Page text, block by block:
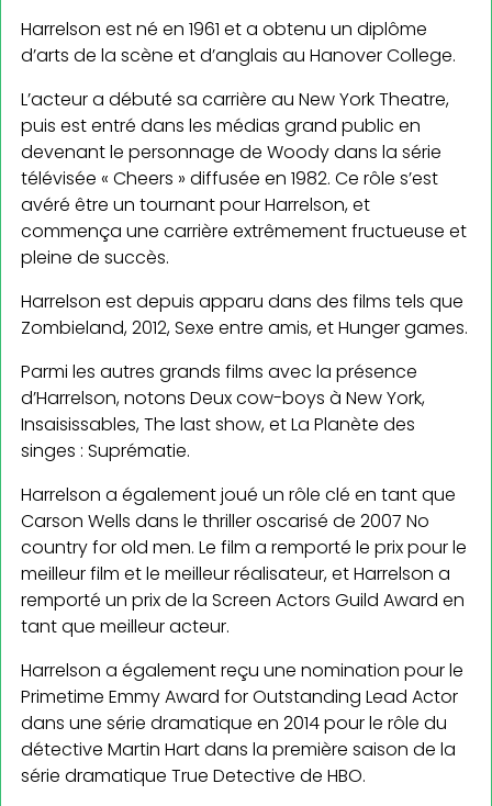
Harrelson est né en 1961 et a obtenu un diplôme
d’arts de la scène et d’anglais au Hanover College.
L’acteur a débuté sa carrière au New York Theatre,
puis est entré dans les médias grand public en
devenant le personnage de Woody dans la série
télévisée « Cheers » diffusée en 1982. Ce rôle s’est
avéré être un tournant pour Harrelson, et
commença une carrière extrêmement fructueuse et
pleine de succès.
Harrelson est depuis apparu dans des films tels que
Zombieland, 2012, Sexe entre amis, et Hunger games.
Parmi les autres grands films avec la présence
d’Harrelson, notons Deux cow-boys à New York,
Insaisissables, The last show, et La Planète des
singes : Suprématie.
Harrelson a également joué un rôle clé en tant que
Carson Wells dans le thriller oscarisé de 2007 No
country for old men. Le film a remporté le prix pour le
meilleur film et le meilleur réalisateur, et Harrelson a
remporté un prix de la Screen Actors Guild Award en
tant que meilleur acteur.
Harrelson a également reçu une nomination pour le
Primetime Emmy Award for Outstanding Lead Actor
dans une série dramatique en 2014 pour le rôle du
détective Martin Hart dans la première saison de la
série dramatique True Detective de HBO.